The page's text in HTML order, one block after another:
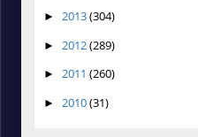
► 2013(304)
► 2012(289)
► 2011 (260)
► 2010(31)